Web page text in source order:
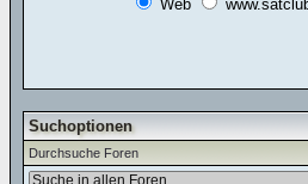
Web
Suchoptionen
Durchsuche Foren